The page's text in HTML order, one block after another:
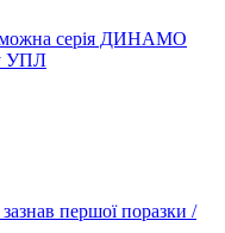
серія ДИНАМО
УПЛ
першої поразки /